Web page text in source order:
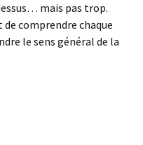
mais pas trop.
de comprendre chaque
le sens général de la